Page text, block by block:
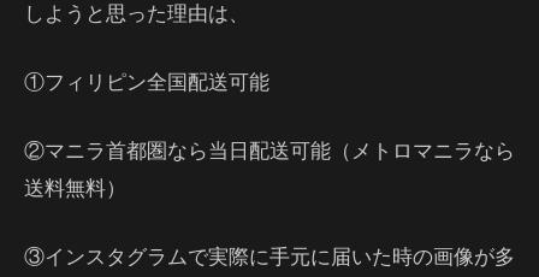
しようと思った理由は、
①フィリピン全国配送可能
②マニラ首都圏なら当日配送可能（メトロマニラなら
送料無料）
③インスタグラムで実際に手元に届いた時の画像が多